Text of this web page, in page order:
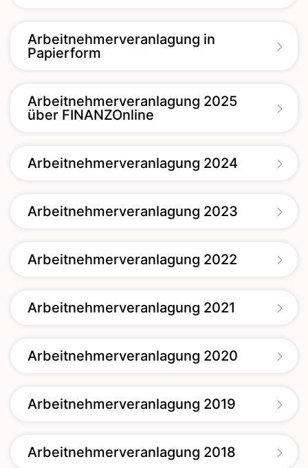
Arbeitnehmerveranlagung in
Papierform
Arbeitnehmerveranlagung 2025
über FINANZOnline
Arbeitnehmerveranlagung 2024
Arbeitnehmerveranlagung 2023
Arbeitnehmerveranlagung 2022
Arbeitnehmerveranlagung 2021
Arbeitnehmerveranlagung 2020
Arbeitnehmerveranlagung 2019
Arbeitnehmerveranlagung 2018